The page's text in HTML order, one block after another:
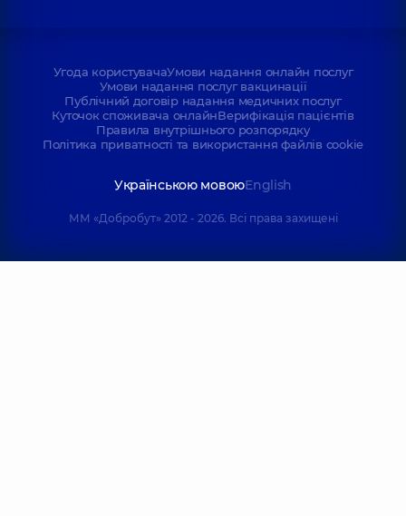
Угода користувачаУмови надання онлайн послуг
Умови надання послуг вакцинації
Публічний договір надання медичних послуг
Куточок споживача онлайнВерифікація пацієнтів
Правила внутрішнього розпорядку
Політика приватності та використання файлів cookie
Українською мовоюEnglish
ММ «Добробут» 2012 - 2026. Всі права захищені